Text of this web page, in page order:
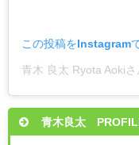
この投稿をInstagram
青木 良太 Ryota Aoki
青木良太